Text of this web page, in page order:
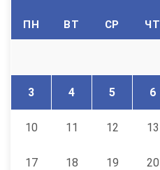
ПН ВТ СР ЧТ
3 4 5 6
10 11 12 13
17 18 19 20